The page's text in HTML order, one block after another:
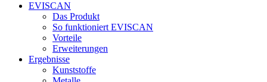
EVISCAN
Das Produkt
So funktioniert EVISCAN
Vorteile
Erweiterungen
Ergebnisse
Kunststoffe